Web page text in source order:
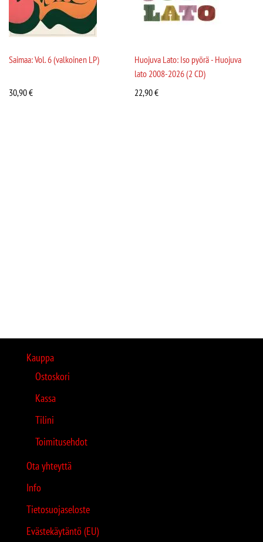
Saimaa: Vol. 6 (valkoinen LP)
30,90€
Huojuva Lato: Iso pyörä - Huojuva
lato 2008-2026 (2 CD)
22,90€
Kauppa
Ostoskori
Kassa
Tilini
Toimitusehdot
Ota yhteyttä
Info
Tietosuojaseloste
Evästekäytäntö (EU)